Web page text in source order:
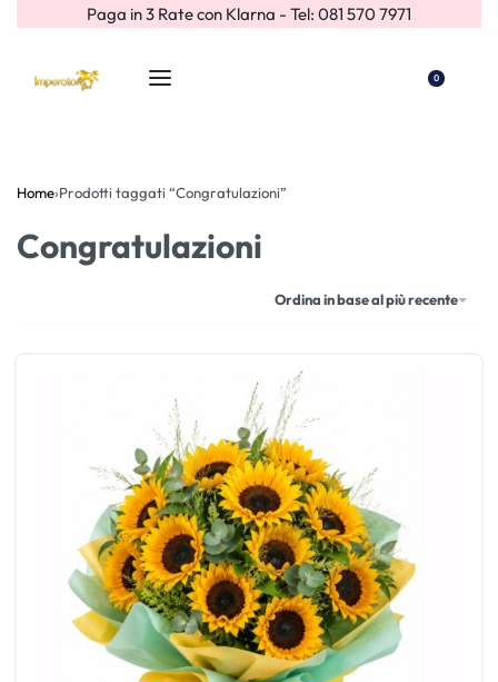
Paga in 3 Rate con Klarna - Tel: 081 570 7971
0
Home›Prodotti taggati “Congratulazioni”
Congratulazioni
Ordina in base al più recente